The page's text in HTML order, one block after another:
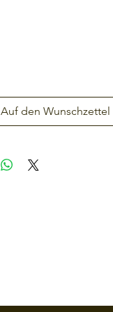
Auf den Wunschzettel